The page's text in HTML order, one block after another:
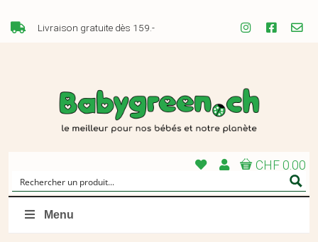
Livraison gratuite dès 159.-
CHF 0.00
Menu